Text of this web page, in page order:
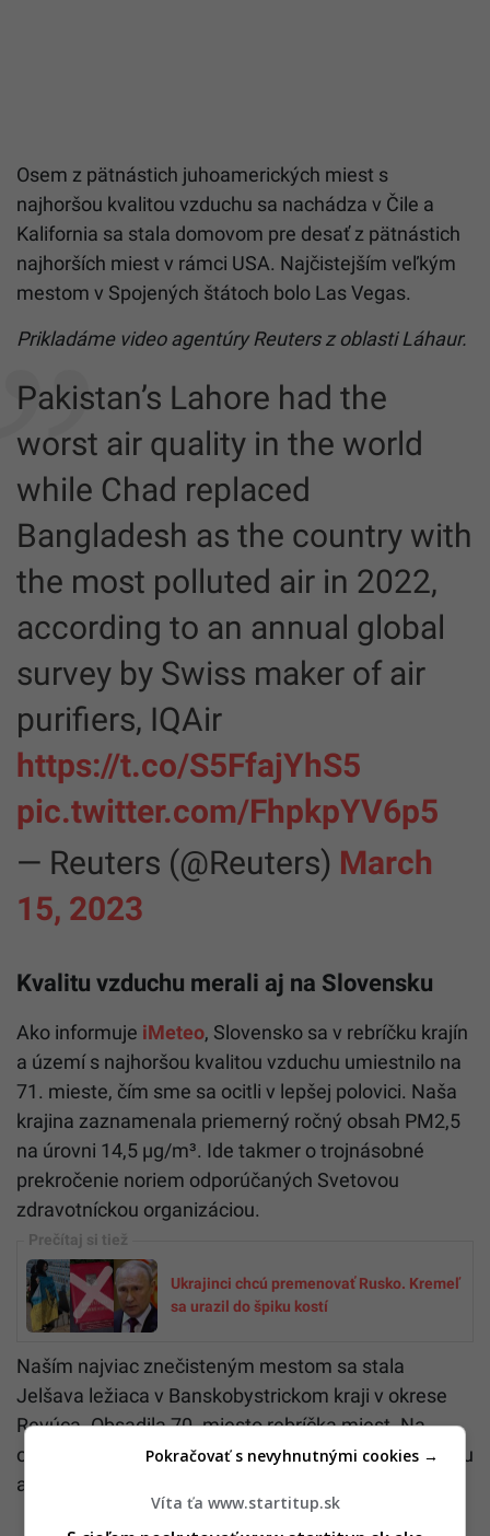
Osem z pätnástich juhoamerických miest s
najhoršou kvalitou vzduchu sa nachádza v Čile a
Kalifornia sa stala domovom pre desať z pätnástich
najhorších miest v rámci USA. Najčistejším veľkým
mestom v Spojených štátoch bolo Las Vegas.
Prikladáme video agentúry Reuters z oblasti Láhaur.
Pakistan’s Lahore had the
worst air quality in the world
while Chad replaced
Bangladesh as the country with
the most polluted air in 2022,
according to an annual global
survey by Swiss maker of air
purifiers, IQAir
https://t.co/S5FfajYhS5
pic.twitter.com/FhpkpYV6p5
— Reuters (@Reuters) March
15, 2023
Kvalitu vzduchu merali aj na Slovensku
Ako informuje iMeteo, Slovensko sa v rebríčku krajín
a území s najhoršou kvalitou vzduchu umiestnilo na
71. mieste, čím sme sa ocitli v lepšej polovici. Naša
krajina zaznamenala priemerný ročný obsah PM2,5
na úrovni 14,5 µg/m³. Ide takmer o trojnásobné
prekročenie noriem odporúčaných Svetovou
zdravotníckou organizáciou.
Ukrajinci chcú premenovať Rusko. Kremeľ
sa urazil do špiku kostí
Naším najviac znečisteným mestom sa stala
Jelšava ležiaca v Banskobystrickom kraji v okrese
Revúca. Obsadila 70. miesto rebríčka miest. Na
opačnom konci stála Nitra, ktorá obsadila 42. priečku
a v rámci Slovenska dosiahla najlepší výsledok.
Víta ťa www.startitup.sk
Pokračovať s nevyhnutnými cookies →